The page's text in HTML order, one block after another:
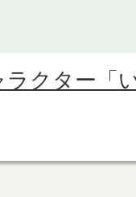
クター「